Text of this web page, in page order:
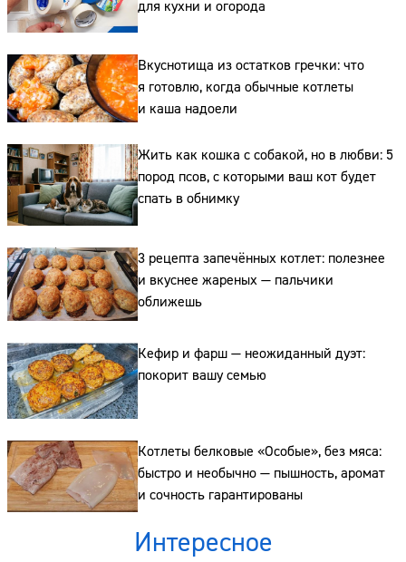
для кухни и огорода
Вкуснотища из остатков гречки: что
я готовлю, когда обычные котлеты
и каша надоели
Жить как кошка с собакой, но в любви: 5
пород псов, с которыми ваш кот будет
спать в обнимку
3 рецепта запечённых котлет: полезнее
и вкуснее жареных — пальчики
оближешь
Кефир и фарш — неожиданный дуэт:
покорит вашу семью
Котлеты белковые «Особые», без мяса:
быстро и необычно — пышность, аромат
и сочность гарантированы
Интересное
Сайт:
Адрес: